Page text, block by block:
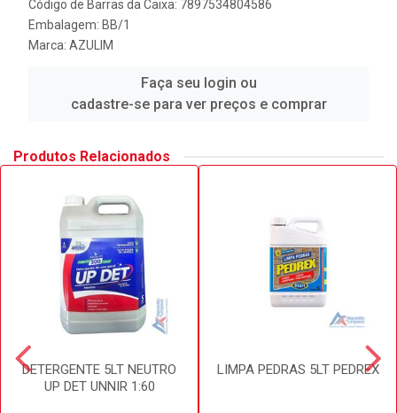
Código de Barras da Caixa: 7897534804586
Embalagem: BB/1
Marca: AZULIM
Faça seu login ou
cadastre-se para ver preços e comprar
Produtos Relacionados
DETERGENTE 5LT NEUTRO
UP DET UNNIR 1:60
LIMPA PEDRAS 5LT PEDREX